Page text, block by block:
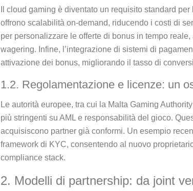
Il cloud gaming è diventato un requisito standard
offrono scalabilità on‑demand, riducendo i costi di
per personalizzare le offerte di bonus in tempo
wagering. Infine, l’integrazione di sistemi di
attivazione dei bonus, migliorando il tasso di
1.2. Regolamentazione e licenze: un
Le autorità europee, tra cui la Malta Gaming
più stringenti su AML e responsabilità del gioco.
acquisiscono partner già conformi. Un esempio
framework di KYC, consentendo al nuovo
compliance stack.
2. Modelli di partnership: da joint